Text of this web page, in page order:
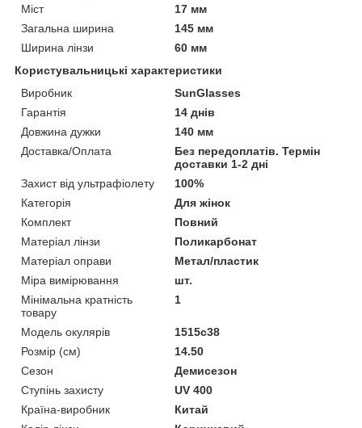
Міст
17 мм
Загальна ширина
145 мм
Ширина лінзи
60 мм
Користувальницькі характеристики
Виробник
SunGlasses
Гарантія
14 днів
Довжина дужки
140 мм
Доставка/Оплата
Без передоплатів. Термін
доставки 1-2 дні
Захист від ультрафіолету
100%
Категорія
Для жінок
Комплект
Повний
Матеріал лінзи
Поликарбонат
Матеріал оправи
Метал/пластик
Міра вимірювання
шт.
Мінімальна кратність
товару
1
Модель окулярів
1515c38
Розмір (см)
14.50
Сезон
Демисезон
Ступінь захисту
UV 400
Країна-виробник
Китай